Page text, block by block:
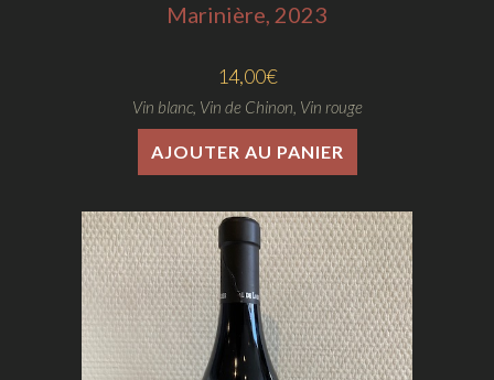
Marinière, 2023
14,00€
Vin blanc, Vin de Chinon, Vin rouge
AJOUTER AU PANIER